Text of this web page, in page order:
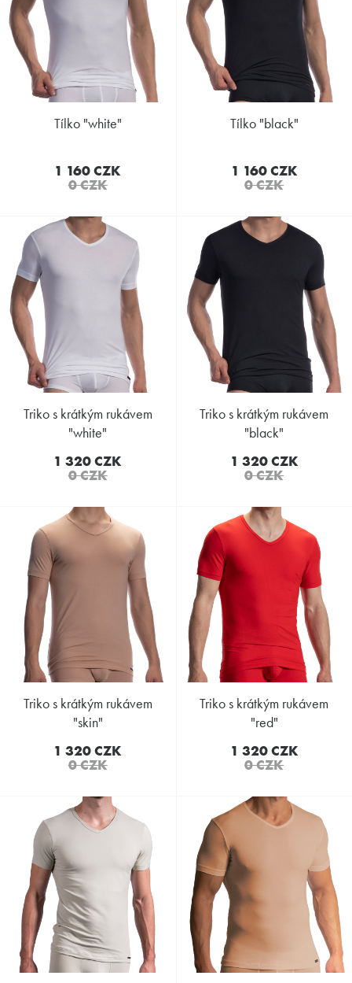
tílko "white"
1 160 CZK
0 CZK
tílko "black"
1 160 CZK
0 CZK
triko s krátkým rukávem
"white"
1 320 CZK
0 CZK
triko s krátkým rukávem
"black"
1 320 CZK
0 CZK
triko s krátkým rukávem
"skin"
1 320 CZK
0 CZK
triko s krátkým rukávem
"red"
1 320 CZK
0 CZK